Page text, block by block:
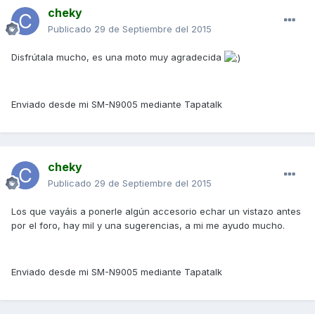
cheky
Publicado 29 de Septiembre del 2015
Disfrútala mucho, es una moto muy agradecida
Enviado desde mi SM-N9005 mediante Tapatalk
cheky
Publicado 29 de Septiembre del 2015
Los que vayáis a ponerle algún accesorio echar un vistazo antes
por el foro, hay mil y una sugerencias, a mi me ayudo mucho.
Enviado desde mi SM-N9005 mediante Tapatalk